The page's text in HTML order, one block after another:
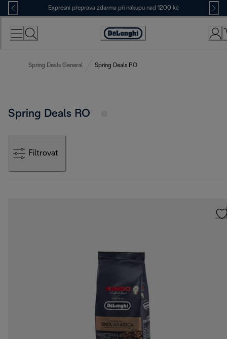
Skip
to
Content
Expresní přeprava zdarma při nákupu nad 1200 kč
Accessibility
Spring Deals General Spring Deals RO
Spring Deals RO
Filtrovat